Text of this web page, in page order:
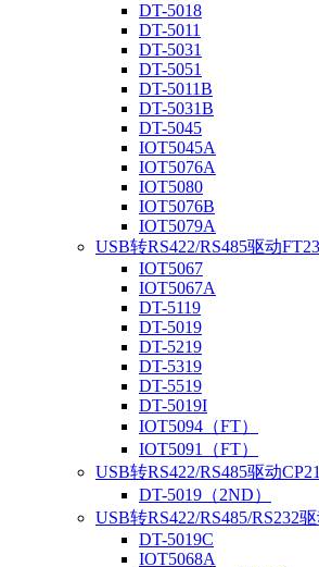
DT-5018
DT-5011
DT-5031
DT-5051
DT-5011B
DT-5031B
DT-5045
IOT5045A
IOT5076A
IOT5080
IOT5076B
IOT5079A
USB转RS422/RS485驱动
IOT5067
IOT5067A
DT-5119
DT-5019
DT-5219
DT-5319
DT-5519
DT-5019I
IOT5094（FT）
IOT5091（FT）
USB转RS422/RS485驱动
DT-5019（2ND）
USB转RS422/RS485/RS232
DT-5019C
IOT5068A